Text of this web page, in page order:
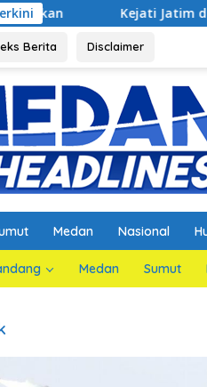
Kejati Jatim dan PGN Bangun
Berita Disclaimer
Medan Nasional
Medan Sumut